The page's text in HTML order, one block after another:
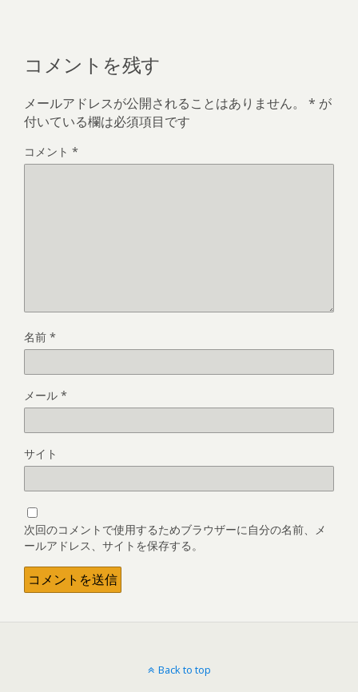
コメントを残す
メールアドレスが公開されることはありません。 * が
付いている欄は必須項目です
コメント *
名前 *
メール *
サイト
次回のコメントで使用するためブラウザーに自分の名前、メ
ールアドレス、サイトを保存する。
Back to top